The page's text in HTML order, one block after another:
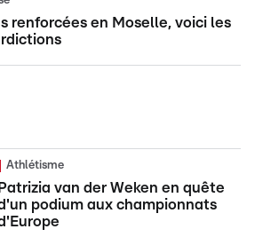
renforcées en Moselle, voici les
Athlétisme
Patrizia van der Weken en quête
podium aux championnats